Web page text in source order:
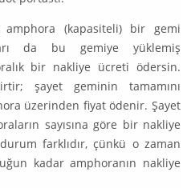
(kapasiteli) bir gemi
da bu gemiye yüklemiş
bir nakliye ücreti ödersin.
şayet geminin tamamını
üzerinden fiyat ödenir. Şayet
sayısına göre bir nakliye
farklıdır, çünkü o zaman
kadar amphoranın nakliye